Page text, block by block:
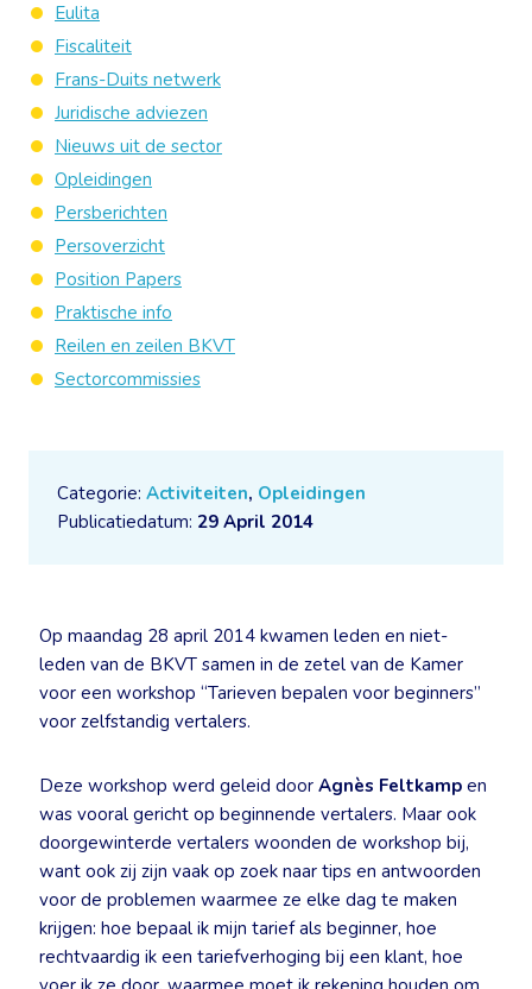
Categorie: Activiteiten, Opleidingen
Publicatiedatum: 29 April 2014
Op maandag 28 april 2014 kwamen leden en niet-
leden van de BKVT samen in de zetel van de Kamer
voor een workshop “Tarieven bepalen voor beginners”
voor zelfstandig vertalers.
Deze workshop werd geleid door Agnès Feltkamp en
was vooral gericht op beginnende vertalers. Maar ook
doorgewinterde vertalers woonden de workshop bij,
want ook zij zijn vaak op zoek naar tips en antwoorden
voor de problemen waarmee ze elke dag te maken
krijgen: hoe bepaal ik mijn tarief als beginner, hoe
rechtvaardig ik een tariefverhoging bij een klant, hoe
Eulita
Fiscaliteit
Frans-Duits netwerk
Juridische adviezen
Nieuws uit de sector
Opleidingen
Persberichten
Persoverzicht
Position Papers
Praktische info
Reilen en zeilen BKVT
Sectorcommissies